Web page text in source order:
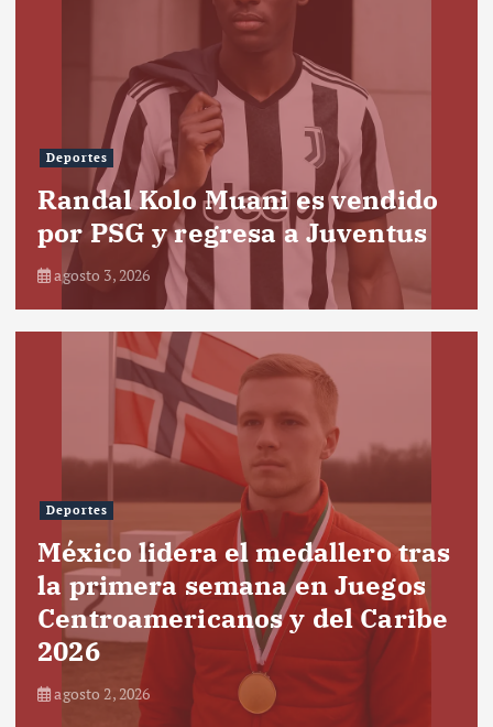
Deportes
Randal Kolo Muani es vendido
por PSG y regresa a Juventus
agosto 3, 2026
Deportes
México lidera el medallero tras
la primera semana en Juegos
Centroamericanos y del Caribe
2026
agosto 2, 2026